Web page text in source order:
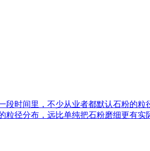
时间里，不少从业者都默认石粉的
径分布，远比单纯把石粉磨细更有